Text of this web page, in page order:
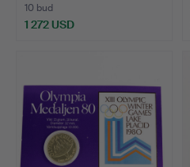
10 bud
1 272 USD